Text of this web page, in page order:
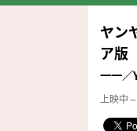
公開
NOW
ヤン
ア版
一一
上映中